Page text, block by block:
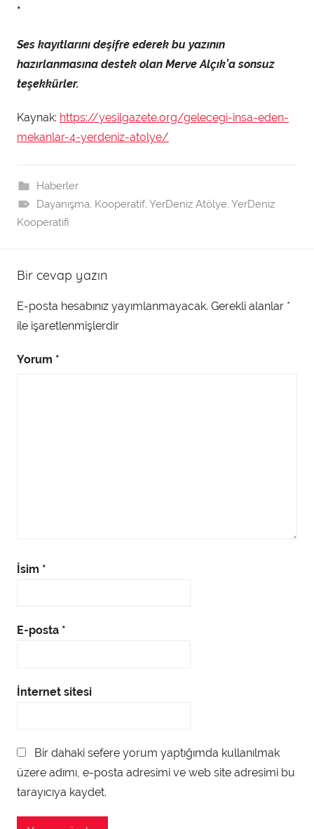
*
Ses kayıtlarını deşifre ederek bu yazının
hazırlanmasına destek olan Merve Alçık’a sonsuz
teşekkürler.
Kaynak: https://yesilgazete.org/gelecegi-insa-eden-
mekanlar-4-yerdeniz-atolye/
Haberler
Dayanışma, Kooperatif, YerDeniz Atölye, YerDeniz
Kooperatifi
Bir cevap yazın
E-posta hesabınız yayımlanmayacak. Gerekli alanlar *
ile işaretlenmişlerdir
Yorum *
İsim *
E-posta *
İnternet sitesi
Bir dahaki sefere yorum yaptığımda kullanılmak
üzere adımı, e-posta adresimi ve web site adresimi bu
tarayıcıya kaydet.